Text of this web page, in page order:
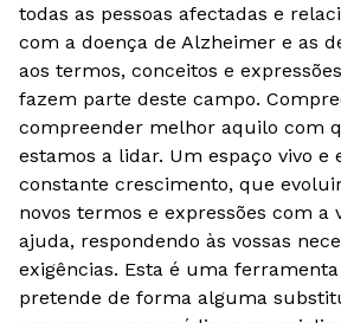
todas as pessoas afectadas e
com a doença de Alzheimer e as
aos termos, conceitos e
fazem parte deste campo.
compreender melhor aquilo com
estamos a lidar. Um espaço vivo e
constante crescimento, que
novos termos e expressões com a
ajuda, respondendo às vossas
exigências. Esta é uma
pretende de forma alguma